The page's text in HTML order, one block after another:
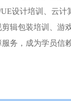
设计培训、云
辑包装培训、游
务，成为学员信